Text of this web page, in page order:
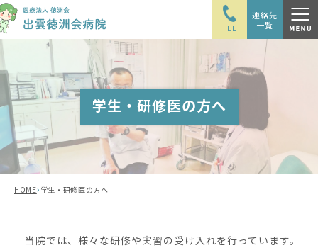
TEL
連絡先
一覧
学生・研修医の方へ
HOME› 学生・研修医の方へ
当院では、様々な研修や実習の受け入れを行っています。